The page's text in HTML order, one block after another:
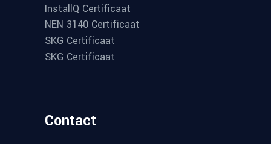
InstallQ Certificaat
NEN 3140 Certificaat
SKG Certificaat
SKG Certificaat
Contact